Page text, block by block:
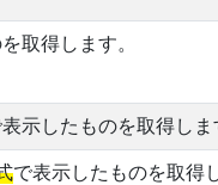
取得します。
示したものを取得しま
で表示したものを取得